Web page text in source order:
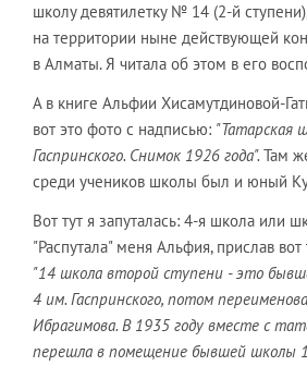
школу девятилетку № 14 (2-й
на территории ныне действующей
в Алматы. Я читала об этом в его
А в книге Альфии Хисамутдиновой-
вот это фото с надписью: "Татарская
Гаспринского. Снимок 1926 года". Там
среди учеников школы был и юный
Вот тут я запуталась: 4-я школа или
"Распутала" меня Альфия, прислав
"14 школа второй ступени - это
4 им. Гаспринского, потом
Ибрагимова. В 1935 году вместе с
перешла в помещение бывшей школы